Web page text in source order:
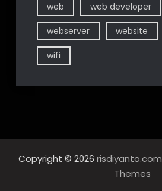
web web developer
webserver website
wifi
Copyright © 2026 risdiyanto.com
Themes